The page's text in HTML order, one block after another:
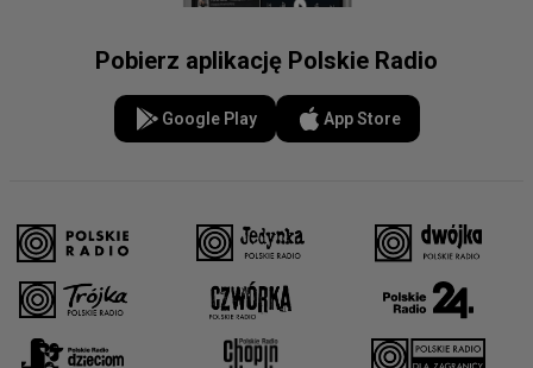
Pobierz aplikację Polskie Radio
Google Play App Store